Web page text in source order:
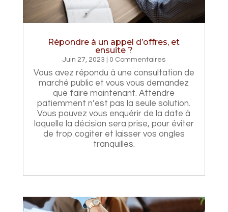
Répondre à un appel d’offres, et
ensuite ?
Juin 27, 2023 | 0 Commentaires
Vous avez répondu à une consultation de
marché public et vous vous demandez
que faire maintenant. Attendre
patiemment n’est pas la seule solution.
Vous pouvez vous enquérir de la date à
laquelle la décision sera prise, pour éviter
de trop cogiter et laisser vos ongles
tranquilles.